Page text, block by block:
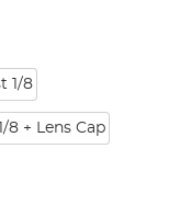
1/8
8 + Lens Cap